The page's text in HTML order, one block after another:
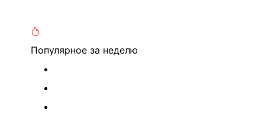
Популярное за неделю